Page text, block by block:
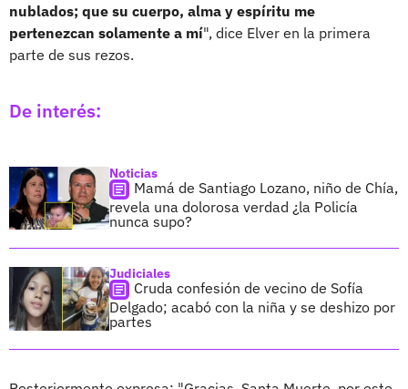
nublados; que su cuerpo, alma y espíritu me
pertenezcan solamente a mí", dice Elver en la primera
parte de sus rezos.
De interés:
Noticias
Mamá de Santiago Lozano, niño de Chía,
revela una dolorosa verdad ¿la Policía
nunca supo?
Judiciales
Cruda confesión de vecino de Sofía
Delgado; acabó con la niña y se deshizo por
partes